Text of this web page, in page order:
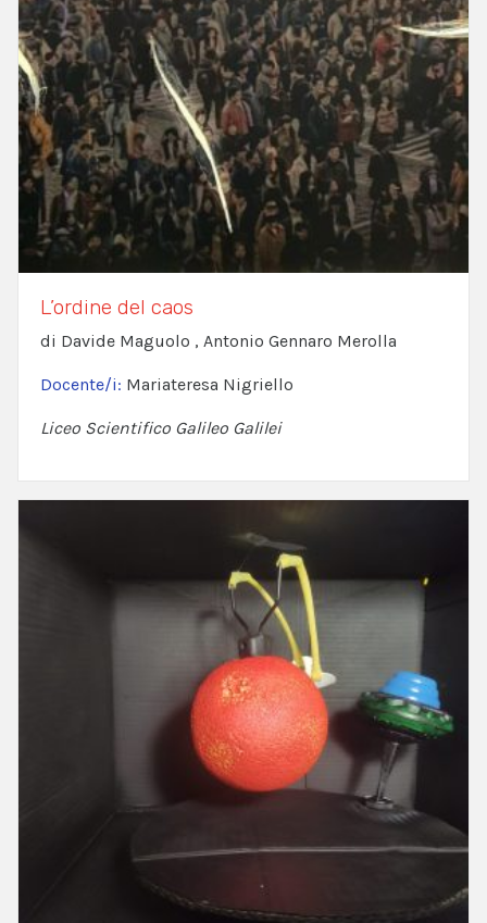
L’ordine del caos
di Davide Maguolo , Antonio Gennaro Merolla
Docente/i: Mariateresa Nigriello
Liceo Scientifico Galileo Galilei